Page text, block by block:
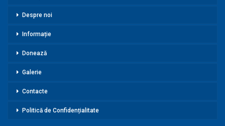
Despre noi
Informație
Donează
Galerie
Contacte
Politică de Confidențialitate